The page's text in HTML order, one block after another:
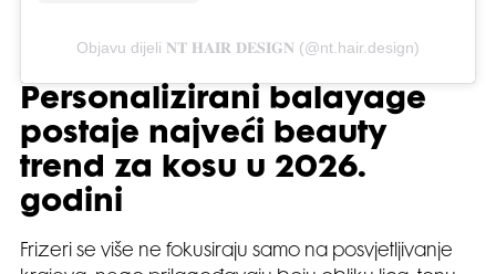
Objavu dijeli 𝐍𝐓 𝐇𝐀𝐈𝐑 𝐃𝐄𝐒𝐈𝐆𝐍 (@nt.hair.design)
Personalizirani balayage
postaje najveći beauty
trend za kosu u 2026.
godini
Frizeri se više ne fokusiraju samo na posvjetljivanje